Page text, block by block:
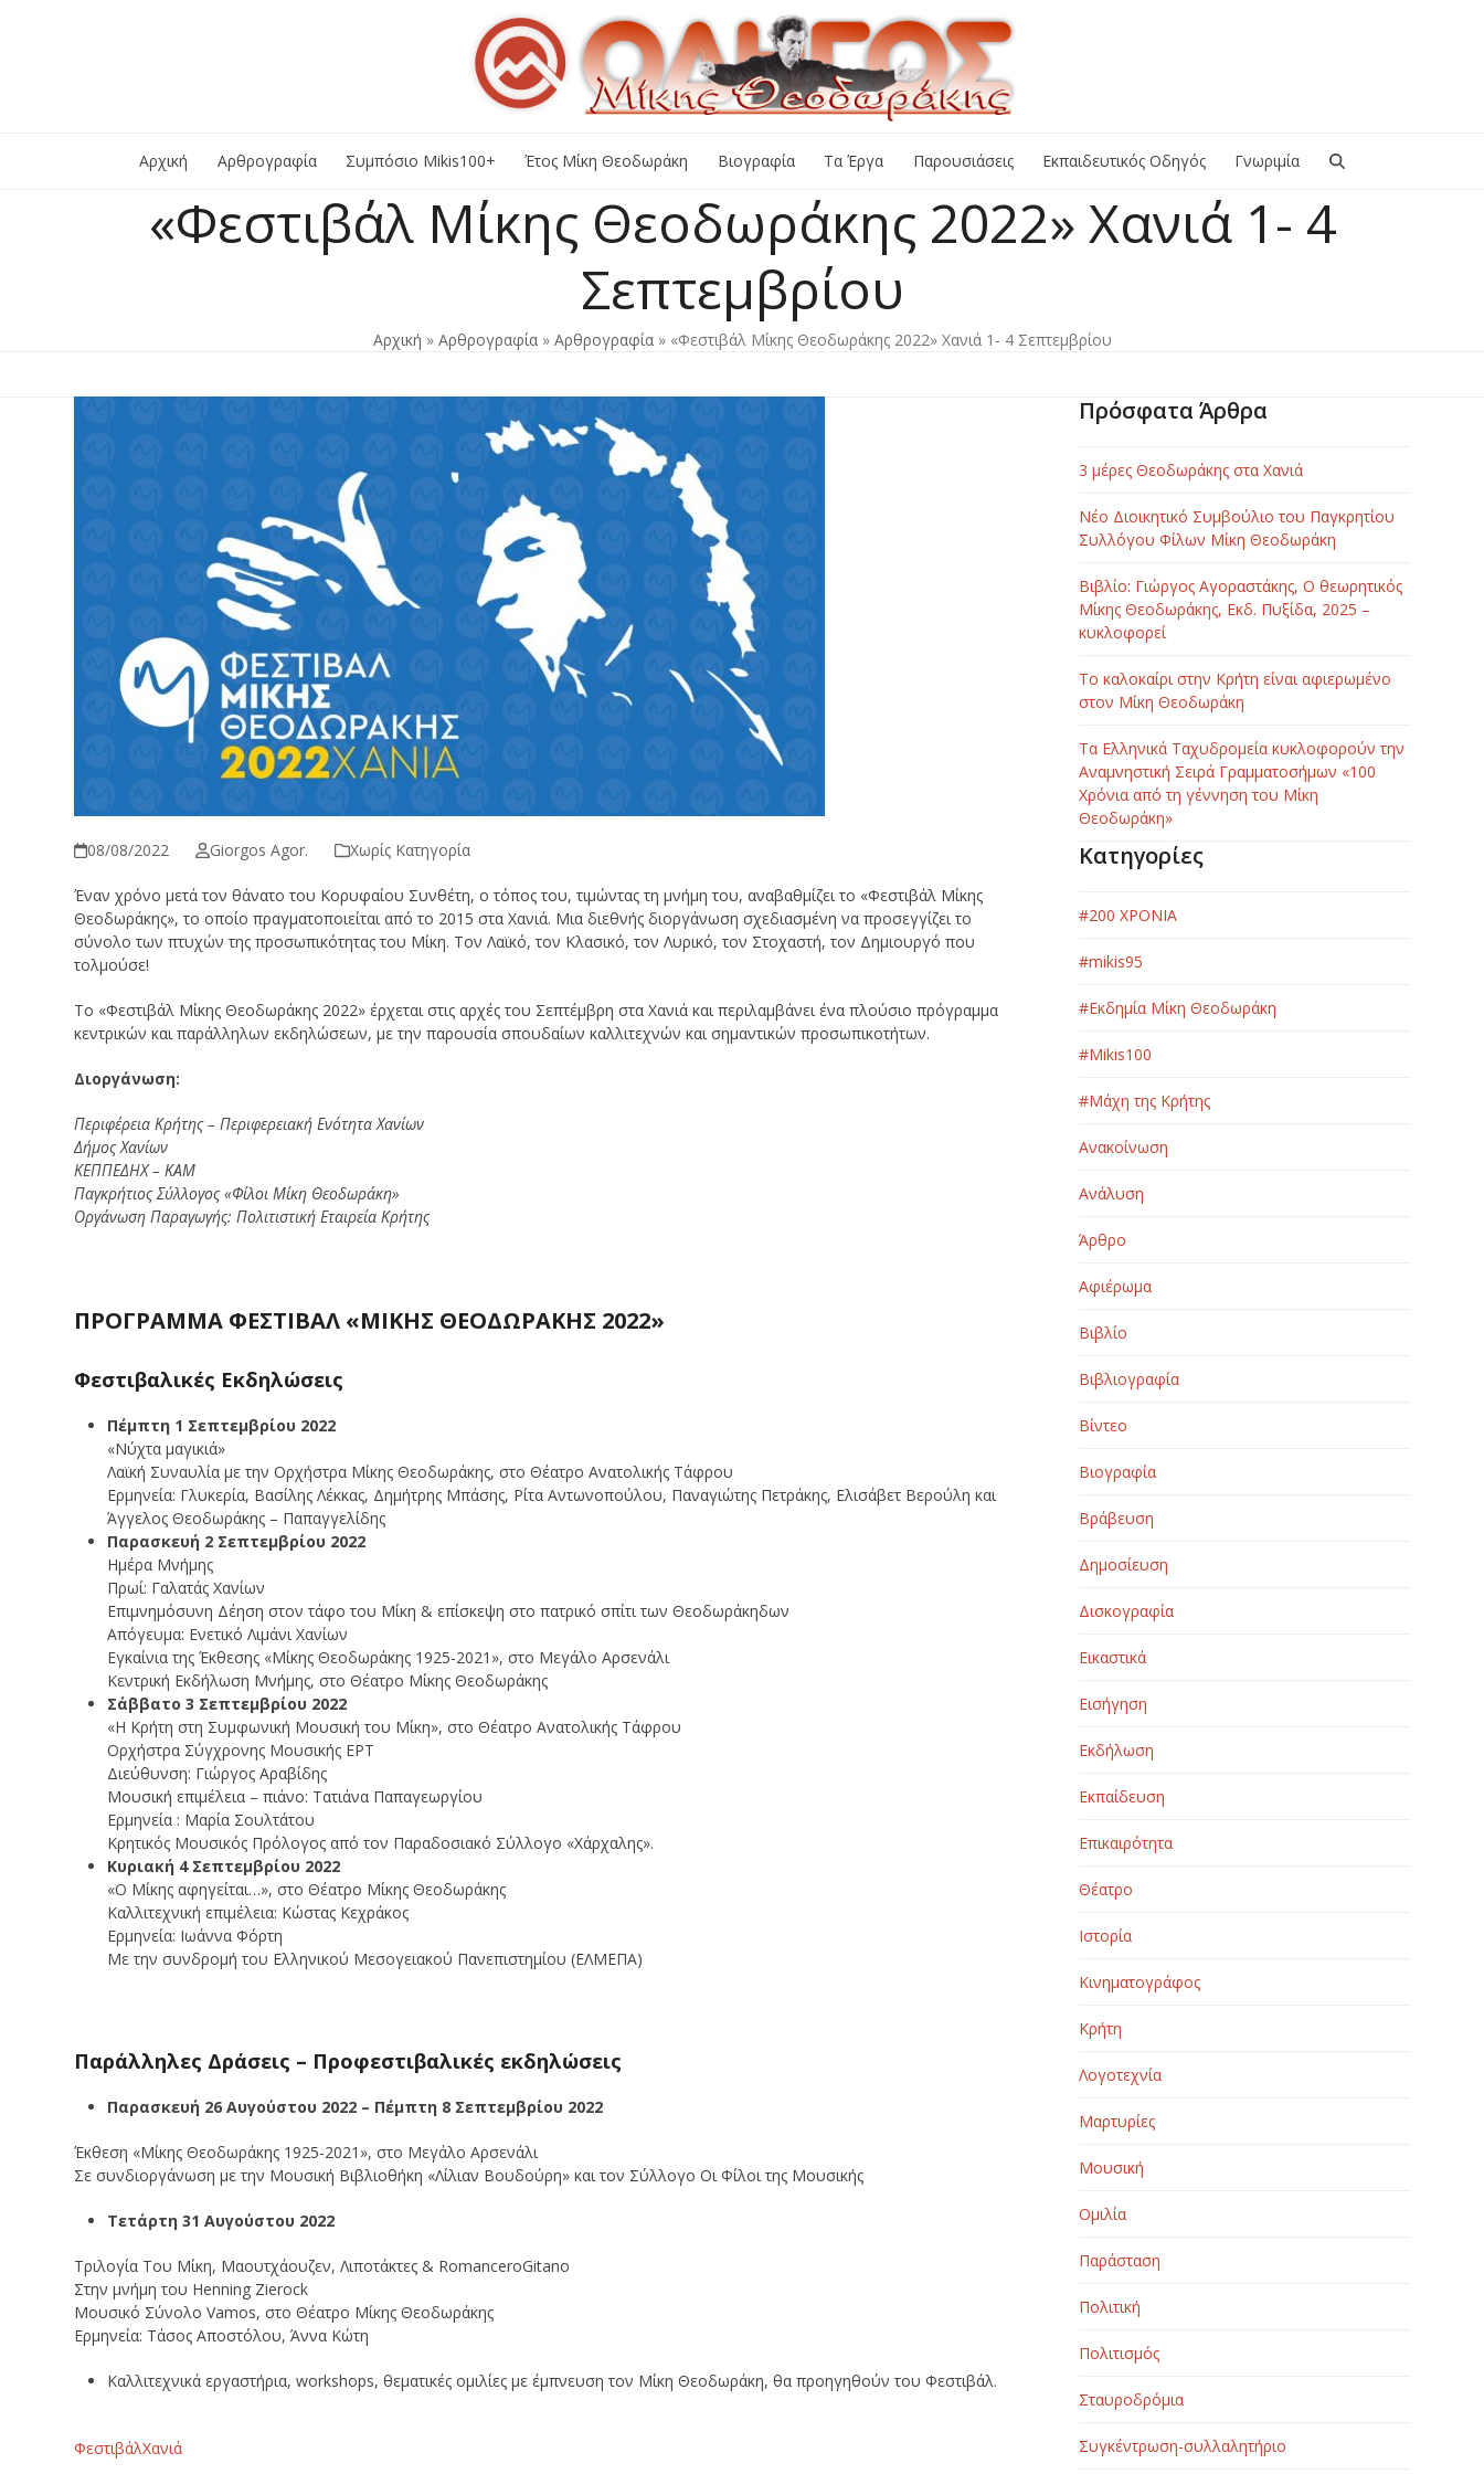
Αρχική Αρθρογραφία Συμπόσιο Mikis100+ Έτος Μίκη Θεοδωράκη Βιογραφία Τα Έργα Παρουσιάσεις Εκπαιδευτικός Οδηγός Γνωριμία
«Φεστιβάλ Μίκης Θεοδωράκης 2022» Χανιά 1- 4
Σεπτεμβρίου
Αρχική » Αρθρογραφία» Αρθρογραφία» «Φεστιβάλ Μίκης Θεοδωράκης 2022» Χανιά 1- 4 Σεπτεμβρίου
08/08/2022 Giorgos Agor. Χωρίς Κατηγορία
Έναν χρόνο μετά τον θάνατο του Κορυφαίου Συνθέτη, ο τόπος του, τιμώντας τη μνήμη του, αναβαθμίζει το «Φεστιβάλ Μίκης
Θεοδωράκης», το οποίο πραγματοποιείται από το 2015 στα Χανιά. Μια διεθνής διοργάνωση σχεδιασμένη να προσεγγίζει το
σύνολο των πτυχών της προσωπικότητας του Μίκη. Τον Λαϊκό, τον Κλασικό, τον Λυρικό, τον Στοχαστή, τον Δημιουργό που
τολμούσε!
Το «Φεστιβάλ Μίκης Θεοδωράκης 2022» έρχεται στις αρχές του Σεπτέμβρη στα Χανιά και περιλαμβάνει ένα πλούσιο πρόγραμμα
κεντρικών και παράλληλων εκδηλώσεων, με την παρουσία σπουδαίων καλλιτεχνών και σημαντικών προσωπικοτήτων.
Διοργάνωση:
Περιφέρεια Κρήτης – Περιφερειακή Ενότητα Χανίων
Δήμος Χανίων
ΚΕΠΠΕΔΗΧ – ΚΑΜ
Παγκρήτιος Σύλλογος «Φίλοι Μίκη Θεοδωράκη»
Οργάνωση Παραγωγής: Πολιτιστική Εταιρεία Κρήτης
ΠΡΟΓΡΑΜΜΑ ΦΕΣΤΙΒΑΛ «ΜΙΚΗΣ ΘΕΟΔΩΡΑΚΗΣ 2022»
Φεστιβαλικές Εκδηλώσεις
Πέμπτη 1 Σεπτεμβρίου 2022
«Νύχτα μαγικιά»
Λαϊκή Συναυλία με την Ορχήστρα Μίκης Θεοδωράκης, στο Θέατρο Ανατολικής Τάφρου
Ερμηνεία: Γλυκερία, Βασίλης Λέκκας, Δημήτρης Μπάσης, Ρίτα Αντωνοπούλου, Παναγιώτης Πετράκης, Ελισάβετ Βερούλη και
Άγγελος Θεοδωράκης – Παπαγγελίδης
Παρασκευή 2 Σεπτεμβρίου 2022
Ημέρα Μνήμης
Πρωί: Γαλατάς Χανίων
Επιμνημόσυνη Δέηση στον τάφο του Μίκη & επίσκεψη στο πατρικό σπίτι των Θεοδωράκηδων
Απόγευμα: Ενετικό Λιμάνι Χανίων
Εγκαίνια της Έκθεσης «Μίκης Θεοδωράκης 1925-2021», στο Μεγάλο Αρσενάλι
Κεντρική Εκδήλωση Μνήμης, στο Θέατρο Μίκης Θεοδωράκης
Σάββατο 3 Σεπτεμβρίου 2022
«Η Κρήτη στη Συμφωνική Μουσική του Μίκη», στο Θέατρο Ανατολικής Τάφρου
Ορχήστρα Σύγχρονης Μουσικής ΕΡΤ
Διεύθυνση: Γιώργος Αραβίδης
Μουσική επιμέλεια – πιάνο: Τατιάνα Παπαγεωργίου
Ερμηνεία : Μαρία Σουλτάτου
Κρητικός Μουσικός Πρόλογος από τον Παραδοσιακό Σύλλογο «Χάρχαλης».
Κυριακή 4 Σεπτεμβρίου 2022
«Ο Μίκης αφηγείται…», στο Θέατρο Μίκης Θεοδωράκης
Καλλιτεχνική επιμέλεια: Κώστας Κεχράκος
Ερμηνεία: Ιωάννα Φόρτη
Με την συνδρομή του Ελληνικού Μεσογειακού Πανεπιστημίου (ΕΛΜΕΠΑ)
Παράλληλες Δράσεις – Προφεστιβαλικές εκδηλώσεις
Παρασκευή 26 Αυγούστου 2022 – Πέμπτη 8 Σεπτεμβρίου 2022
Έκθεση «Μίκης Θεοδωράκης 1925-2021», στο Μεγάλο Αρσενάλι
Σε συνδιοργάνωση με την Μουσική Βιβλιοθήκη «Λίλιαν Βουδούρη» και τον Σύλλογο Οι Φίλοι της Μουσικής
Τετάρτη 31 Αυγούστου 2022
Τριλογία Του Μίκη, Μαουτχάουζεν, Λιποτάκτες & RomanceroGitano
Στην μνήμη του Henning Zierock
Μουσικό Σύνολο Vamos, στο Θέατρο Μίκης Θεοδωράκης
Ερμηνεία: Τάσος Αποστόλου, Άννα Κώτη
Καλλιτεχνικά εργαστήρια, workshops, θεματικές ομιλίες με έμπνευση τον Μίκη Θεοδωράκη, θα προηγηθούν του Φεστιβάλ.
ΦεστιβάλΧανιά
Πρόσφατα Άρθρα
3 μέρες Θεοδωράκης στα Χανιά
Νέο Διοικητικό Συμβούλιο του Παγκρητίου
Συλλόγου Φίλων Μίκη Θεοδωράκη
Βιβλίο: Γιώργος Αγοραστάκης, Ο θεωρητικός
Μίκης Θεοδωράκης, Εκδ. Πυξίδα, 2025 –
κυκλοφορεί
Το καλοκαίρι στην Κρήτη είναι αφιερωμένο
στον Μίκη Θεοδωράκη
Τα Ελληνικά Ταχυδρομεία κυκλοφορούν την
Αναμνηστική Σειρά Γραμματοσήμων «100
Χρόνια από τη γέννηση του Μίκη
Θεοδωράκη»
Κατηγορίες
#200 ΧΡΟΝΙΑ
#mikis95
#Εκδημία Μίκη Θεοδωράκη
#Μikis100
#Μάχη της Κρήτης
Ανακοίνωση
Ανάλυση
Άρθρο
Αφιέρωμα
Βιβλίο
Βιβλιογραφία
Βίντεο
Βιογραφία
Βράβευση
Δημοσίευση
Δισκογραφία
Εικαστικά
Εισήγηση
Εκδήλωση
Εκπαίδευση
Επικαιρότητα
Θέατρο
Ιστορία
Κινηματογράφος
Κρήτη
Λογοτεχνία
Μαρτυρίες
Μουσική
Ομιλία
Παράσταση
Πολιτική
Πολιτισμός
Σταυροδρόμια
Συγκέντρωση-συλλαλητήριο